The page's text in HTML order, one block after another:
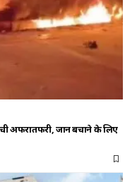
अफरातफरी, जान बचाने के लिए